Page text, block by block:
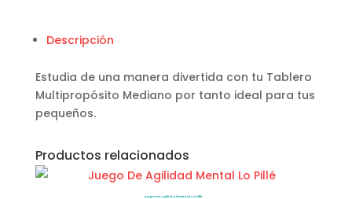
Descripción
Estudia de una manera divertida con tu Tablero
Multipropósito Mediano por tanto ideal para tus
pequeños.
Productos relacionados
Juego De Agilidad Mental Lo Pillé